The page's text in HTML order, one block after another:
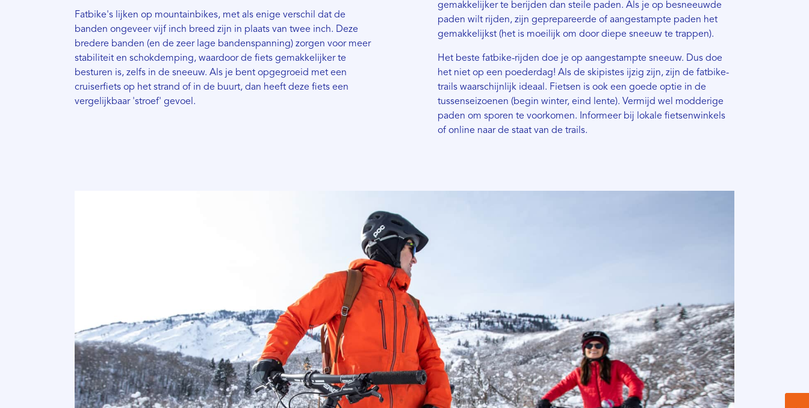
Fatbike's lijken op mountainbikes, met als enige verschil dat de
banden ongeveer vijf inch breed zijn in plaats van twee inch. Deze
bredere banden (en de zeer lage bandenspanning) zorgen voor meer
stabiliteit en schokdemping, waardoor de fiets gemakkelijker te
besturen is, zelfs in de sneeuw. Als je bent opgegroeid met een
cruiserfiets op het strand of in de buurt, dan heeft deze fiets een
vergelijkbaar 'stroef' gevoel.
gemakkelijker te berijden dan steile paden. Als je op besneeuwde
paden wilt rijden, zijn geprepareerde of aangestampte paden het
gemakkelijkst (het is moeilijk om door diepe sneeuw te trappen).
Het beste fatbike-rijden doe je op aangestampte sneeuw. Dus doe
het niet op een poederdag! Als de skipistes ijzig zijn, zijn de fatbike-
trails waarschijnlijk ideaal. Fietsen is ook een goede optie in de
tussenseizoenen (begin winter, eind lente). Vermijd wel modderige
paden om sporen te voorkomen. Informeer bij lokale fietsenwinkels
of online naar de staat van de trails.